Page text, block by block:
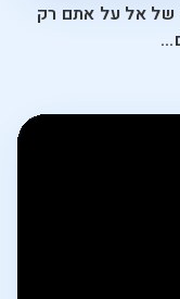
של אל על אתם רק